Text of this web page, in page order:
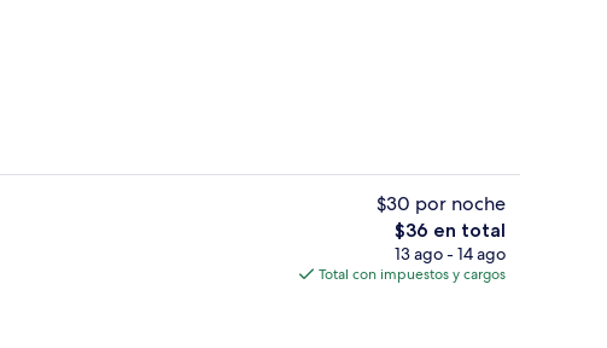
Sala de reuniones
$30 por noche
El
precio
total
$36 en total
13 ago - 14 ago
Total con impuestos y cargos